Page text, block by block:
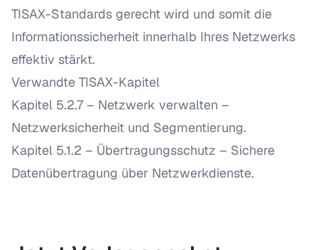
TISAX-Standards gerecht wird und somit die
Informationssicherheit innerhalb Ihres Netzwerks
effektiv stärkt.
Verwandte TISAX-Kapitel
Kapitel 5.2.7 – Netzwerk verwalten –
Netzwerksicherheit und Segmentierung.
Kapitel 5.1.2 – Übertragungsschutz – Sichere
Datenübertragung über Netzwerkdienste.